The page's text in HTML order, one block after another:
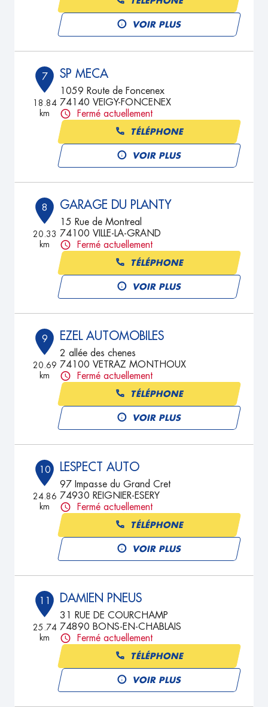
VOIR PLUS
7
18.84
km
SP MECA
1059 Route de Foncenex
74140 VEIGY-FONCENEX
Fermé actuellement
TÉLÉPHONE
VOIR PLUS
8
20.33
km
GARAGE DU PLANTY
15 Rue de Montreal
74100 VILLE-LA-GRAND
Fermé actuellement
TÉLÉPHONE
VOIR PLUS
9
20.69
km
EZEL AUTOMOBILES
2 allée des chenes
74100 VETRAZ MONTHOUX
Fermé actuellement
TÉLÉPHONE
VOIR PLUS
10
24.86
km
LESPECT AUTO
97 Impasse du Grand Cret
74930 REIGNIER-ESERY
Fermé actuellement
TÉLÉPHONE
VOIR PLUS
11
25.74
km
DAMIEN PNEUS
31 RUE DE COURCHAMP
74890 BONS-EN-CHABLAIS
Fermé actuellement
TÉLÉPHONE
VOIR PLUS